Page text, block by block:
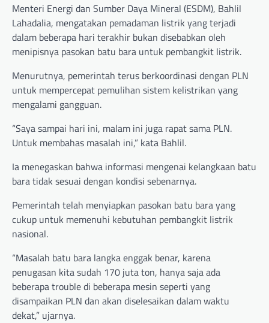
Menteri Energi dan Sumber Daya Mineral (ESDM), Bahlil
Lahadalia, mengatakan pemadaman listrik yang terjadi
dalam beberapa hari terakhir bukan disebabkan oleh
menipisnya pasokan batu bara untuk pembangkit listrik.
Menurutnya, pemerintah terus berkoordinasi dengan PLN
untuk mempercepat pemulihan sistem kelistrikan yang
mengalami gangguan.
“Saya sampai hari ini, malam ini juga rapat sama PLN.
Untuk membahas masalah ini,” kata Bahlil.
Ia menegaskan bahwa informasi mengenai kelangkaan batu
bara tidak sesuai dengan kondisi sebenarnya.
Pemerintah telah menyiapkan pasokan batu bara yang
cukup untuk memenuhi kebutuhan pembangkit listrik
nasional.
“Masalah batu bara langka enggak benar, karena
penugasan kita sudah 170 juta ton, hanya saja ada
beberapa trouble di beberapa mesin seperti yang
disampaikan PLN dan akan diselesaikan dalam waktu
dekat,” ujarnya.